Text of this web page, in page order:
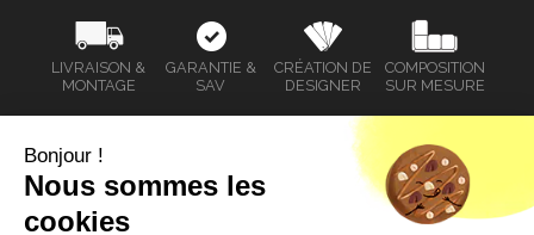
LIVRAISON &
MONTAGE
GARANTIE &
SAV
CRÉATION DE
DESIGNER
COMPOSITION
SUR MESURE
SERVICE CLIENT
Bonjour !
Nous sommes les
cookies